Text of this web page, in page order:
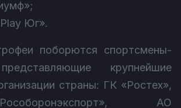
Юг».
поборются спортсмены-
крупнейшие
страны: ГК «Ростех»,
АО